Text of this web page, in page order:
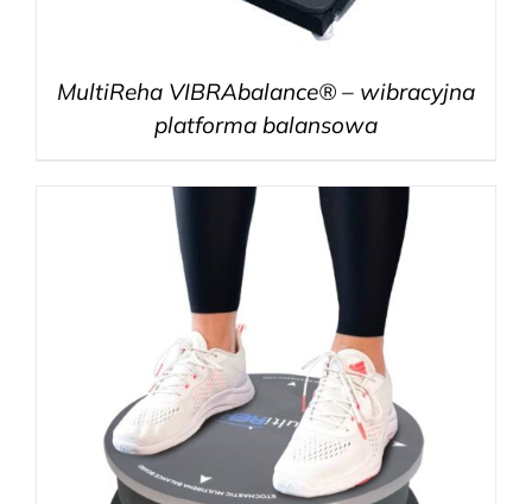
MultiReha VIBRAbalance® – wibracyjna
platforma balansowa